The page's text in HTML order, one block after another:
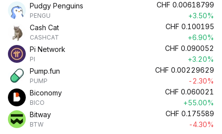
Pudgy Penguins
PENGU
CHF 0.00618799
+3.50%
Cash Cat
CASHCAT
CHF 0.100195
+6.90%
Pi Network
PI
CHF 0.090052
+3.20%
Pump.fun
PUMP
CHF 0.00229629
-2.30%
Biconomy
BICO
CHF 0.060021
+55.00%
Bitway
BTW
CHF 0.175589
-4.30%